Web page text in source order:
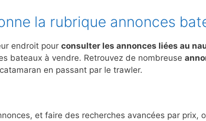
la rubrique annonces
endroit pour consulter les annonces liées au
bateaux à vendre. Retrouvez de nombreuse
en passant par le trawler.
et faire des recherches avancées par prix,